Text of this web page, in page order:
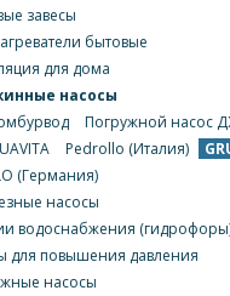
завесы
бытовые
для дома
насосы
Погружной насос
Pedrollo (Италия)
(Германия)
насосы
водоснабжения
для повышения давления
насосы